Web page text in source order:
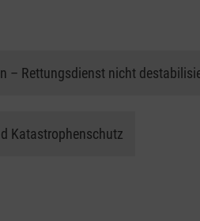
– Rettungsdienst nicht
Katastrophenschutz